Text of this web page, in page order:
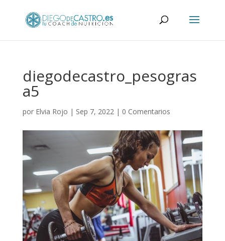
diegodecastro_pesogras
a5
por Elvia Rojo | Sep 7, 2022| 0 Comentarios